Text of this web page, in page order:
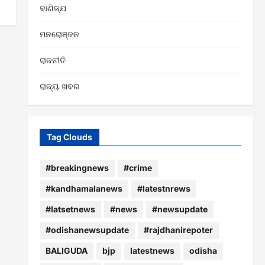
ବାଣିଜ୍ଯ
ମନରୋଞ୍ଜନ
ରାଜନୀତି
ରାଜ୍ୟ ଖବର
Tag Clouds
#breakingnews #crime
#kandhamalanews #latestnrews
#latsetnews #news #newsupdate
#odishanewsupdate #rajdhanirepoter
BALIGUDA bjp latestnews odisha